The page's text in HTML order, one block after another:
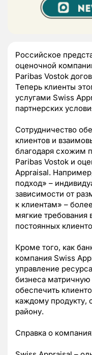
Российское
оценочной
Paribas Vostok
Теперь клиенты
услугами Swiss
партнерских
Сотрудничество
клиентов и
благодаря схожим
Paribas Vostok и
Appraisal.
подход» –
зависимости от
к клиентам» –
мягкие требования
постоянных
Кроме того, как
компания Swiss
управление
бизнеса
обеспечить
каждому продукту,
району.
Справка о